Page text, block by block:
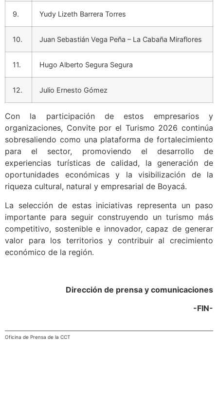
9. Yudy Lizeth Barrera Torres
10. Juan Sebastián Vega Peña – La Cabaña Miraflores
11. Hugo Alberto Segura Segura
12. Julio Ernesto Gómez
Con la participación de estos empresarios y
organizaciones, Convite por el Turismo 2026 continúa
sobresaliendo como una plataforma de fortalecimiento
para el sector, promoviendo el desarrollo de
experiencias turísticas de calidad, la generación de
oportunidades económicas y la visibilización de la
riqueza cultural, natural y empresarial de Boyacá.
La selección de estas iniciativas representa un paso
importante para seguir construyendo un turismo más
competitivo, sostenible e innovador, capaz de generar
valor para los territorios y contribuir al crecimiento
económico de la región.
Dirección de prensa y comunicaciones
-FIN-
Oficina de Prensa de la CCT